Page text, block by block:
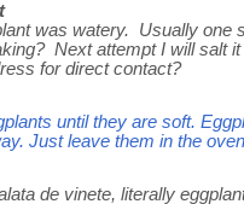
was watery. Usually
Next attempt I will salt
for direct contact?
until they are soft.
Just leave them in the
de vinete, literally